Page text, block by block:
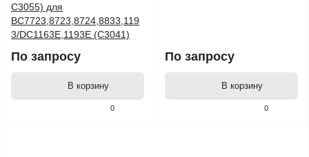
0
C3055) для
ВС7723,8723,8724,8833,119
3/DC1163E,1193E (C3041)
По запросу
В корзину
0
По запросу
В корзину